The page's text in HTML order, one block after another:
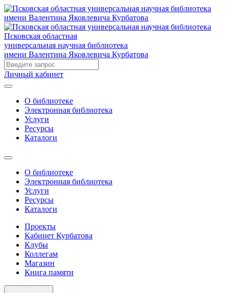
Псковская областная
универсальная научная библиотека
имени Валентина Яковлевича Курбатова
Личный кабинет
О библиотеке
Электронная библиотека
Услуги
Ресурсы
Каталоги
О библиотеке
Электронная библиотека
Услуги
Ресурсы
Каталоги
Проекты
Кабинет Курбатова
Клубы
Коллегам
Магазин
Книга памяти